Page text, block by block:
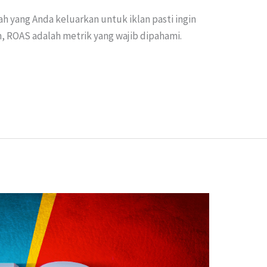
yang Anda keluarkan untuk iklan pasti ingin
adalah metrik yang wajib dipahami.